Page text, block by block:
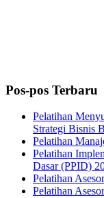
Pos-pos Terbaru
Pelatihan
Strategi Bisnis
Pelatihan
Pelatihan
Dasar (PPID)
Pelatihan
Pelatihan